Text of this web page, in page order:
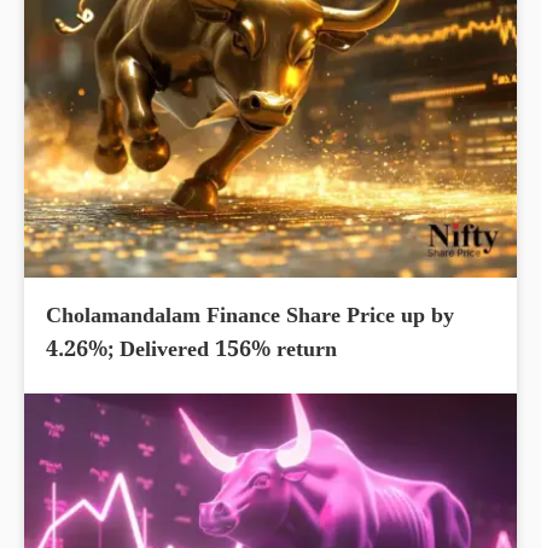
Cholamandalam Finance Share Price up by
4.26%; Delivered 156% return